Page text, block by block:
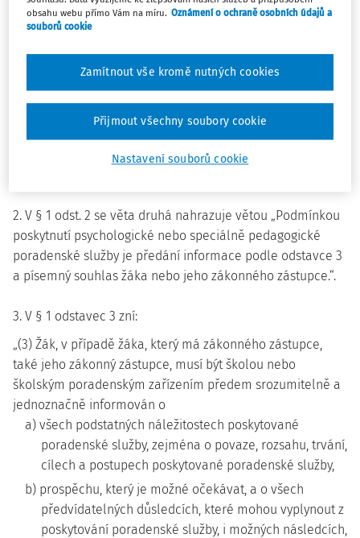
služeb ve školách a školských poradenských zařízeních, se
1. Úvodní věta vyhlášky zní:
„Ministerstvo školství, mládeže a tělovýchovy stanoví
podle § 28 odst. 6, § 121 odst. 1 a § 123 odst. 5 zákona č.
odborném a jiném vzdělávání (školský zákon), ve znění
2. V § 1 odst. 2 se věta druhá nahrazuje větou „Podmínkou
poskytnutí psychologické nebo speciálně pedagogické
poradenské služby je předání informace podle odstavce 3
a písemný souhlas žáka nebo jeho zákonného zástupce.“.
3. V § 1 odstavec 3 zní:
„(3) Žák, v případě žáka, který má zákonného zástupce,
také jeho zákonný zástupce, musí být školou nebo
školským poradenským zařízením předem srozumitelně a
jednoznačně informován o
a) všech podstatných náležitostech poskytované
poradenské služby, zejména o povaze, rozsahu, trvání,
cílech a postupech poskytované poradenské služby,
b) prospěchu, který je možné očekávat, a o všech
předvídatelných důsledcích, které mohou vyplynout z
poskytování poradenské služby, i možných následcích,
obsahu webu přímo Vám na míru. Oznámení o ochraně osobních údajů a
souborů cookie
Nastavení souborů cookie
Zamítnout vše kromě nutných cookies
Přijmout všechny soubory cookie